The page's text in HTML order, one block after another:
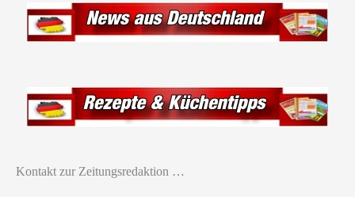
Kontakt zur Zeitungsredaktion …